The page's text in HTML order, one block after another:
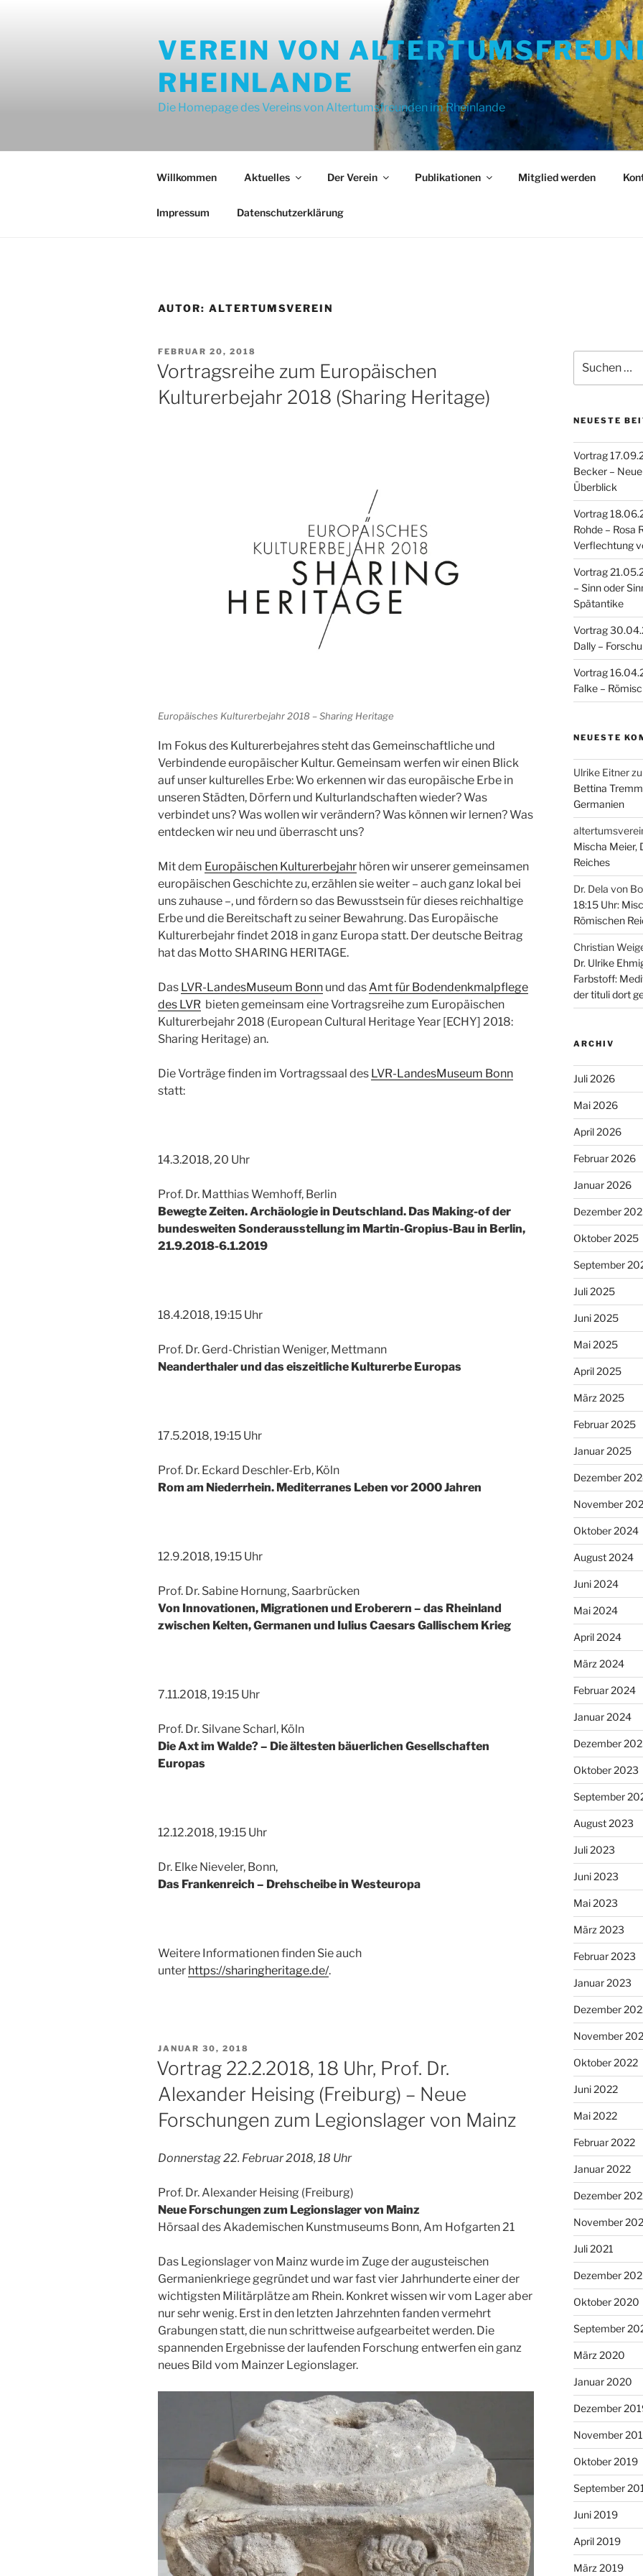
VEREIN VON
RHEINLANDE
Die Homepage des Vereins von Altertumsfreunden im Rheinlande
Willkommen Aktuelles Der Verein Publikationen Mitglied werden
Impressum Datenschutzerklärung
AUTOR: ALTERTUMSVEREIN
VERÖFFENTLICHT
AM
FEBRUAR 20, 2018
Vortragsreihe zum Europäischen
Kulturerbejahr 2018 (Sharing Heritage)
Europäisches Kulturerbejahr 2018 – Sharing Heritage
Im Fokus des Kulturerbejahres steht das Gemeinschaftliche und
Verbindende europäischer Kultur. Gemeinsam werfen wir einen Blick
auf unser kulturelles Erbe: Wo erkennen wir das europäische Erbe in
unseren Städten, Dörfern und Kulturlandschaften wieder? Was
verbindet uns? Was wollen wir verändern? Was können wir lernen? Was
entdecken wir neu und überrascht uns?
Mit dem Europäischen Kulturerbejahr hören wir unserer gemeinsamen
europäischen Geschichte zu, erzählen sie weiter – auch ganz lokal bei
uns zuhause –, und fördern so das Bewusstsein für dieses reichhaltige
Erbe und die Bereitschaft zu seiner Bewahrung. Das Europäische
Kulturerbejahr findet 2018 in ganz Europa statt. Der deutsche Beitrag
hat das Motto SHARING HERITAGE.
Das LVR-LandesMuseum Bonn und das Amt für Bodendenkmalpflege
des LVR bieten gemeinsam eine Vortragsreihe zum Europäischen
Kulturerbejahr 2018 (European Cultural Heritage Year [ECHY] 2018:
Sharing Heritage) an.
Die Vorträge finden im Vortragssaal des LVR-LandesMuseum Bonn
statt:
14.3.2018, 20 Uhr
Prof. Dr. Matthias Wemhoff, Berlin
Bewegte Zeiten. Archäologie in Deutschland. Das Making-of der
bundesweiten Sonderausstellung im Martin-Gropius-Bau in Berlin,
21.9.2018-6.1.2019
18.4.2018, 19:15 Uhr
Prof. Dr. Gerd-Christian Weniger, Mettmann
Neanderthaler und das eiszeitliche Kulturerbe Europas
17.5.2018, 19:15 Uhr
Prof. Dr. Eckard Deschler-Erb, Köln
Rom am Niederrhein. Mediterranes Leben vor 2000 Jahren
12.9.2018, 19:15 Uhr
Prof. Dr. Sabine Hornung, Saarbrücken
Von Innovationen, Migrationen und Eroberern – das Rheinland
zwischen Kelten, Germanen und Iulius Caesars Gallischem Krieg
7.11.2018, 19:15 Uhr
Prof. Dr. Silvane Scharl, Köln
Die Axt im Walde? – Die ältesten bäuerlichen Gesellschaften
Europas
12.12.2018, 19:15 Uhr
Dr. Elke Nieveler, Bonn,
Das Frankenreich – Drehscheibe in Westeuropa
Weitere Informationen finden Sie auch
unter https://sharingheritage.de/.
VERÖFFENTLICHT
AM
JANUAR 30, 2018
Vortrag 22.2.2018, 18 Uhr, Prof. Dr.
Alexander Heising (Freiburg) – Neue
Forschungen zum Legionslager von Mainz
Donnerstag 22. Februar 2018, 18 Uhr
Prof. Dr. Alexander Heising (Freiburg)
Neue Forschungen zum Legionslager von Mainz
Hörsaal des Akademischen Kunstmuseums Bonn, Am Hofgarten 21
Das Legionslager von Mainz wurde im Zuge der augusteischen
Germanienkriege gegründet und war fast vier Jahrhunderte einer der
wichtigsten Militärplätze am Rhein. Konkret wissen wir vom Lager aber
nur sehr wenig. Erst in den letzten Jahrzehnten fanden vermehrt
Grabungen statt, die nun schrittweise aufgearbeitet werden. Die
spannenden Ergebnisse der laufenden Forschung entwerfen ein ganz
neues Bild vom Mainzer Legionslager.
nach:
NEUESTE
Vortrag
Becker –
Überblick
Vortrag
Rohde – Rosa
Verflechtung
Vortrag
– Sinn oder
Spätantike
Vortrag
Dally –
Vortrag
Falke –
NEUESTE
Ulrike Eitner
Bettina
Germanien
Mischa Meier,
Reiches
Dr. Dela von
18:15 Uhr:
Römischen
Christian
Dr. Ulrike
Farbstoff:
der tituli dort
ARCHIV
Juli 2026
Mai 2026
April 2026
Februar 2026
Januar 2026
Dezember
Oktober 2025
September
Juli 2025
Juni 2025
Mai 2025
April 2025
März 2025
Februar 2025
Januar 2025
Dezember
November
Oktober 2024
August 2024
Juni 2024
Mai 2024
April 2024
März 2024
Februar 2024
Januar 2024
Dezember
Oktober 2023
September
August 2023
Juli 2023
Juni 2023
Mai 2023
März 2023
Februar 2023
Januar 2023
Dezember
November
Oktober 2022
Juni 2022
Mai 2022
Februar 2022
Januar 2022
Dezember
November
Juli 2021
Dezember
Oktober 2020
September
März 2020
Januar 2020
Dezember
November
Oktober 2019
September
Juni 2019
April 2019
März 2019